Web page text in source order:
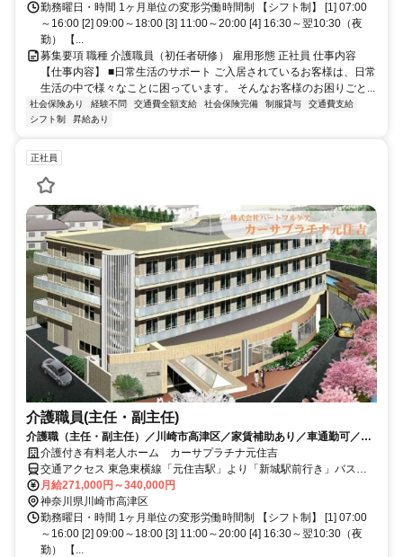
勤務曜日・時間 1ヶ月単位の変形労働時間制 【シフト制】 [1] 07:00
～16:00 [2] 09:00～18:00 [3] 11:00～20:00 [4] 16:30～翌10:30（夜
勤） 【...
募集要項 職種 介護職員（初任者研修） 雇用形態 正社員 仕事内容
【仕事内容】 ■日常生活のサポート ご入居されているお客様は、日常
生活の中で様々なことに困っています。 そんなお客様のお困りごと...
社会保険あり 経験不問 交通費全額支給 社会保険完備 制服貸与
交通費支給
シフト制
昇給あり
正社員
介護職員(主任・副主任)
介護職（主任・副主任）／川崎市高津区／家賃補助あり／車通勤可／募
集中！
介護付き有料老人ホーム カーサプラチナ元住吉
交通アクセス 東急東横線「元住吉駅」より「新城駅前行き」バスで
約5分 「井田営業所前」バス停下車徒歩3分 自転車、バイク、車通勤
も可能です 車通勤希望の方は事前にご相談ください
月給271,000円～340,000円
神奈川県川崎市高津区
勤務曜日・時間 1ヶ月単位の変形労働時間制 【シフト制】 [1] 07:00
～16:00 [2] 09:00～18:00 [3] 11:00～20:00 [4] 16:30～翌10:30（夜
勤） 【...